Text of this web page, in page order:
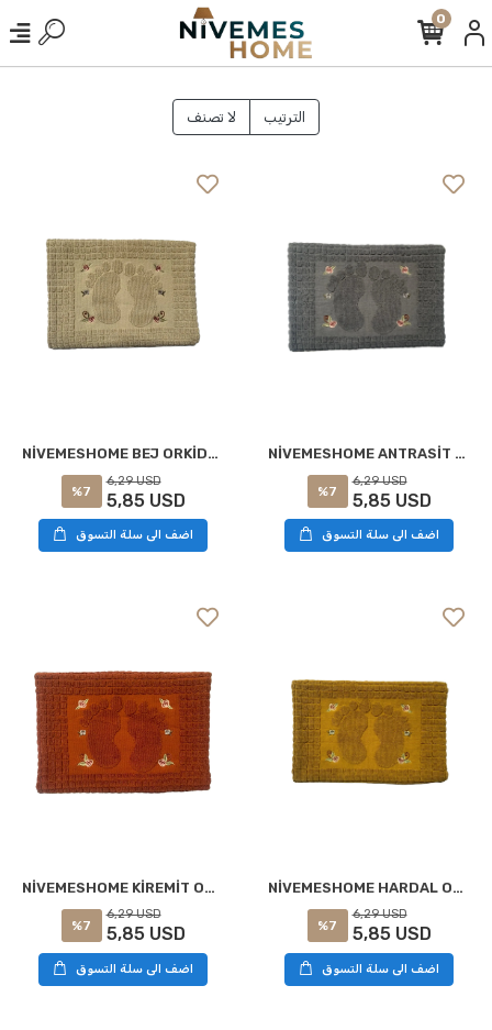
0
لا تصنف الترتيب
NİVEMESHOME BEJ ORKİDEM AYAK HAVLUSU
%7
6,29 USD
5,85 USD
اضف الى سلة التسوق
NİVEMESHOME ANTRASİT ORKİDEM AYAK HAVLUSU
%7
6,29 USD
5,85 USD
اضف الى سلة التسوق
NİVEMESHOME KİREMİT ORKİDEM AYAK HAVLUSU
%7
6,29 USD
5,85 USD
اضف الى سلة التسوق
NİVEMESHOME HARDAL ORKİDEM AYAK HAVLUSU
%7
6,29 USD
5,85 USD
اضف الى سلة التسوق